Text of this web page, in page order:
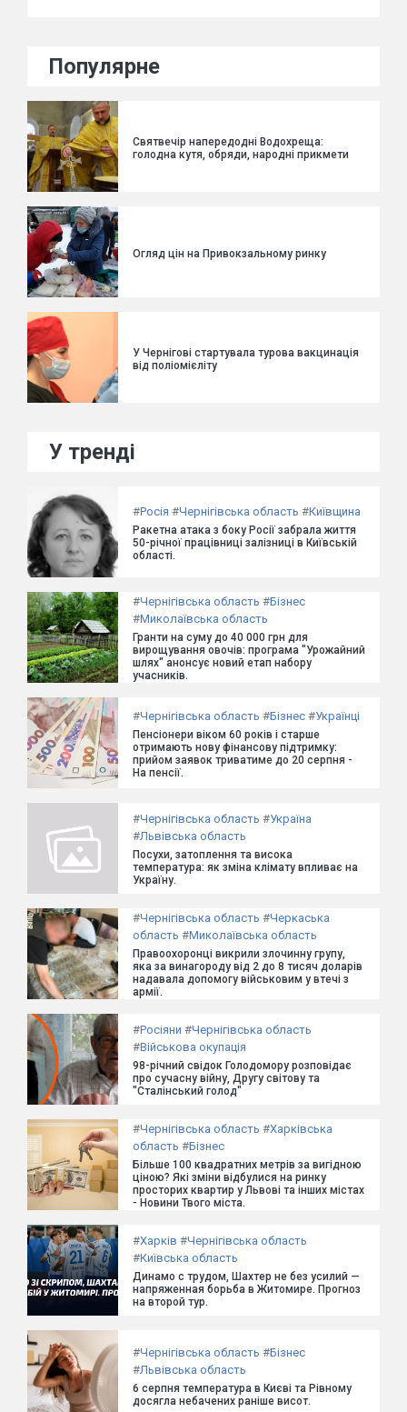
Популярне
Святвечір напередодні Водохреща:
голодна кутя, обряди, народні прикмети
Огляд цін на Привокзальному ринку
У Чернігові стартувала турова вакцинація
від поліомієліту
У тренді
#Росія #Чернігівська область #Київщина
Ракетна атака з боку Росії забрала життя
50-річної працівниці залізниці в Київській
області.
#Чернігівська область #Бізнес
#Миколаївська область
Гранти на суму до 40 000 грн для
вирощування овочів: програма "Урожайний
шлях" анонсує новий етап набору
учасників.
#Чернігівська область #Бізнес #Українці
Пенсіонери віком 60 років і старше
отримають нову фінансову підтримку:
прийом заявок триватиме до 20 серпня -
На пенсії.
#Чернігівська область #Україна
#Львівська область
Посухи, затоплення та висока
температура: як зміна клімату впливає на
Україну.
#Чернігівська область #Черкаська
область #Миколаївська область
Правоохоронці викрили злочинну групу,
яка за винагороду від 2 до 8 тисяч доларів
надавала допомогу військовим у втечі з
армії.
#Росіяни #Чернігівська область
#Військова окупація
98-річний свідок Голодомору розповідає
про сучасну війну, Другу світову та
"Сталінський голод"
#Чернігівська область #Харківська
область #Бізнес
Більше 100 квадратних метрів за вигідною
ціною? Які зміни відбулися на ринку
просторих квартир у Львові та інших містах
- Новини Твого міста.
#Харків #Чернігівська область
#Київська область
Динамо с трудом, Шахтер не без усилий —
напряженная борьба в Житомире. Прогноз
на второй тур.
#Чернігівська область #Бізнес
#Львівська область
6 серпня температура в Києві та Рівному
досягла небачених раніше висот.